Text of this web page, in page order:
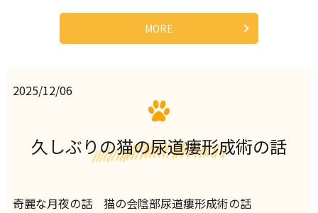
MORE
2025/12/06
久しぶりの猫の尿道瘻形成術の話
奇麗な月夜の話 猫の会陰部尿道瘻形成術の話